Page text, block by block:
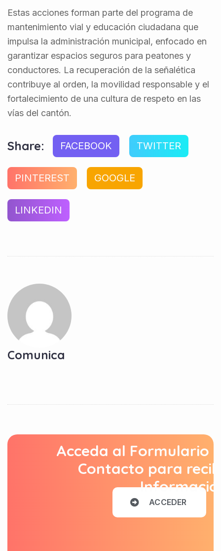
Estas acciones forman parte del programa de
mantenimiento vial y educación ciudadana que
impulsa la administración municipal, enfocado en
garantizar espacios seguros para peatones y
conductores. La recuperación de la señalética
contribuye al orden, la movilidad responsable y el
fortalecimiento de una cultura de respeto en las
vías del cantón.
Share: FACEBOOK TWITTER
PINTEREST GOOGLE
LINKEDIN
Comunica
Acceda al Formulario
Contacto para
ACCEDER